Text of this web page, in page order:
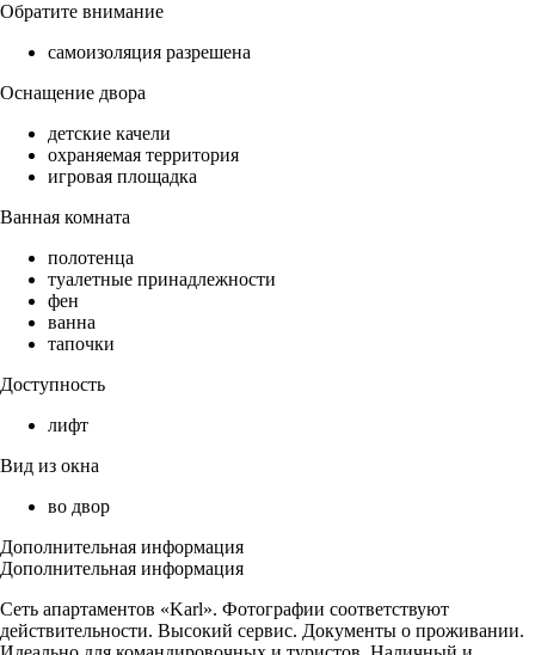
Обратите внимание
самоизоляция разрешена
Оснащение двора
детские качели
охраняемая территория
игровая площадка
Ванная комната
полотенца
туалетные принадлежности
фен
ванна
тапочки
Доступность
лифт
Вид из окна
во двор
Дополнительная информация
Дополнительная информация
Сеть апартаментов «Karl». Фотографии соответствуют
действительности. Высокий сервис. Документы о проживании.